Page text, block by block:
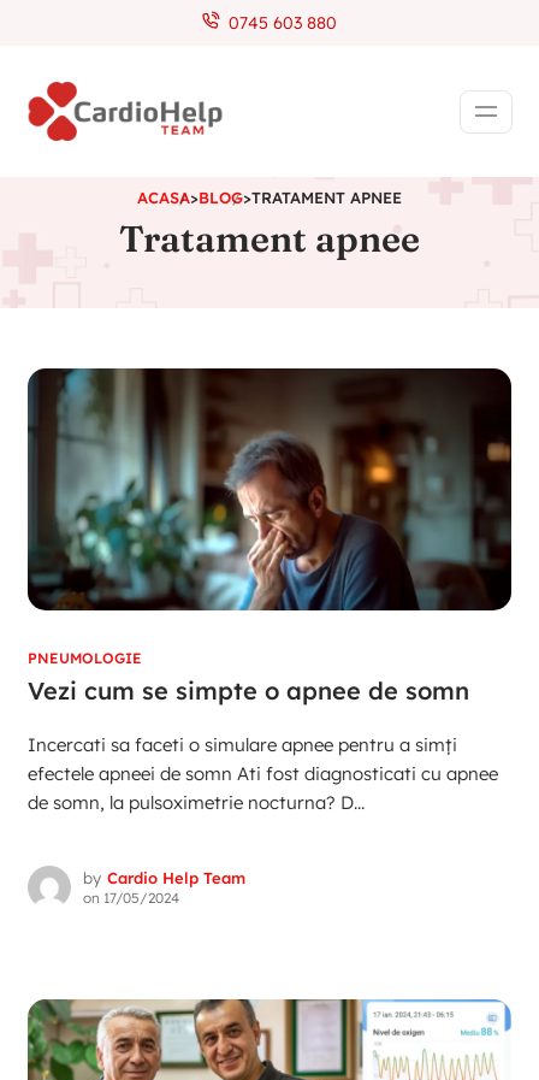
0745 603 880
ACASA>BLOG>TRATAMENT APNEE
Tratament apnee
PNEUMOLOGIE
Vezi cum se simpte o apnee de somn
Incercati sa faceti o simulare apnee pentru a simți
efectele apneei de somn Ati fost diagnosticati cu apnee
de somn, la pulsoximetrie nocturna? D...
by Cardio Help Team
on 17/05/2024